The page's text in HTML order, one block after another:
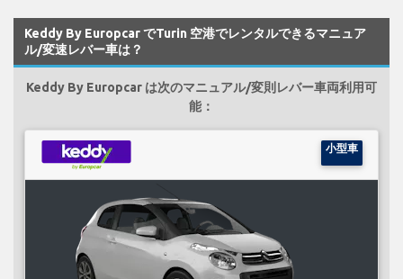
Keddy By Europcar でTurin 空港でレンタルできるマニュア
ル/変速レバー車は？
Keddy By Europcar は次のマニュアル/変則レバー車両利用可
能：
小型車